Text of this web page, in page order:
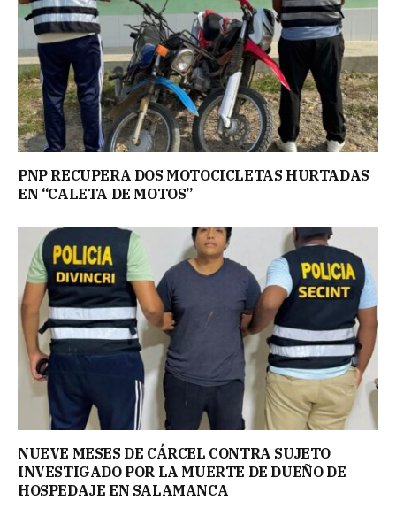
PNP RECUPERA DOS MOTOCICLETAS HURTADAS
EN “CALETA DE MOTOS”
NUEVE MESES DE CÁRCEL CONTRA SUJETO
INVESTIGADO POR LA MUERTE DE DUEÑO DE
HOSPEDAJE EN SALAMANCA